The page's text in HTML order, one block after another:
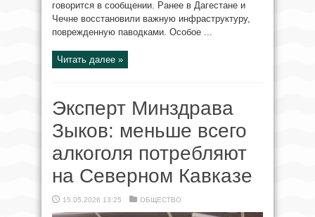
говорится в сообщении. Ранее в Дагестане и
Чечне восстановили важную инфраструктуру,
поврежденную паводками. Особое ...
Читать далее »
Эксперт Минздрава
Зыков: меньше всего
алкоголя потребляют
на Северном Кавказе
15.05.2026 13:25 ОБЩЕСТВО